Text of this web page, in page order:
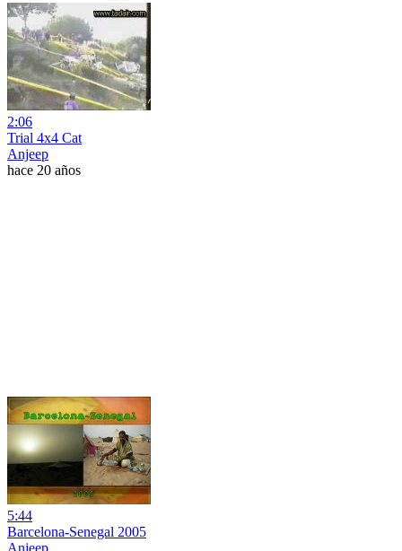
2:06
Trial 4x4 Cat
Anjeep
hace 20 años
5:44
Barcelona-Senegal 2005